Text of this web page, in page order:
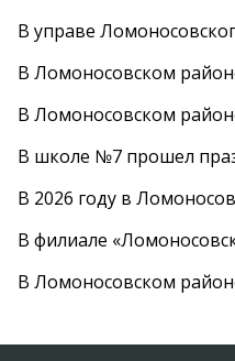
В управе
В Ломоносовском
В Ломоносовском
В школе №7 прошел
В 2026 году в
В филиале
В Ломоносовском